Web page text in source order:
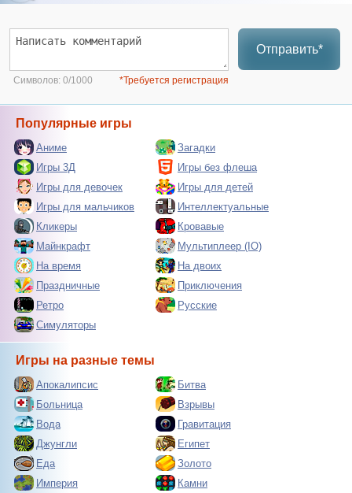
Отправить*
Символов: 0/1000 *Требуется регистрация
Популярные игры
Аниме
Загадки
Игры 3Д
Игры без флеша
Игры для девочек
Игры для детей
Игры для мальчиков
Интеллектуальные
Кликеры
Кровавые
Майнкрафт
Мультиплеер (IO)
На время
На двоих
Праздничные
Приключения
Ретро
Русские
Симуляторы
Игры на разные темы
Апокалипсис
Битва
Больница
Взрывы
Вода
Гравитация
Джунгли
Египет
Еда
Золото
Империя
Камни